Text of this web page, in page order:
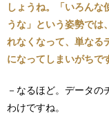
しょうね。「いろんな
うな」という姿勢では
れなくなって、単なる
になってしまいがちで
－なるほど。データの
わけですね。